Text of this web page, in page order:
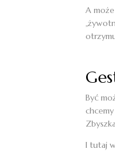
A
Być
I tutaj